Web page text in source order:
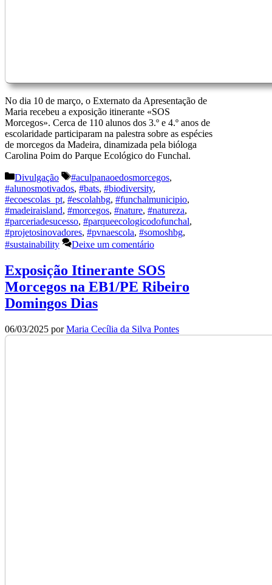
No dia 10 de março, o Externato da Apresentação de
Maria recebeu a exposição itinerante «SOS
Morcegos». Cerca de 110 alunos dos 3.º e 4.º anos de
escolaridade participaram na palestra sobre as espécies
de morcegos da Madeira, dinamizada pela bióloga
Carolina Poim do Parque Ecológico do Funchal.
Categorias
Divulgação Etiquetas
#aculpanaoedosmorcegos,
#alunosmotivados, #bats, #biodiversity,
#ecoescolas_pt, #escolahbg, #funchalmunicipio,
#madeiraisland, #morcegos, #nature, #natureza,
#parceriadesucesso, #parqueecologicodofunchal,
#projetosinovadores, #pvnaescola, #somoshbg,
#sustainability
Deixe um comentário
Exposição Itinerante SOS
Morcegos na EB1/PE Ribeiro
Domingos Dias
06/03/2025 porMaria Cecília da Silva Pontes